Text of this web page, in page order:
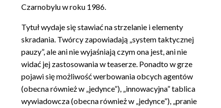
Czarnobylu w roku 1986.
Tytuł wydaje się stawiać na strzelanie i elementy
skradania. Twórcy zapowiadają „system taktycznej
pauzy”, ale ani nie wyjaśniają czym ona jest, ani nie
widać jej zastosowania w teaserze. Ponadto w grze
pojawi się możliwość werbowania obcych agentów
(obecna również w „jedynce”), „innowacyjna” tablica
wywiadowcza (obecna również w „jedynce”), „pranie